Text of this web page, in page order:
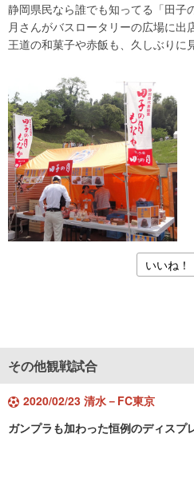
静岡県民なら誰でも知ってる「田子
月さんがバスロータリーの広場に出店
王道の和菓子や赤飯も、久しぶりに
いいね！
その他観戦試合
2020/02/23 清水－FC東京
ガンプラも加わった恒例のディスプ